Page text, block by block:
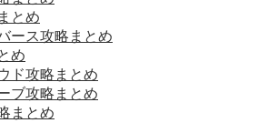
とめ
ース攻略まとめ
め
ド攻略まとめ
ブ攻略まとめ
まとめ